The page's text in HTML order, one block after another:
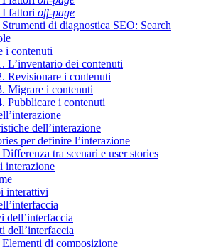
I fattori off-page
di diagnostica SEO: Search
i contenuti
L’inventario dei contenuti
Revisionare i contenuti
Migrare i contenuti
Pubblicare i contenuti
dell’interazione
per definire l’interazione
tra scenari e user stories
interazione
interattivi
dell’interfaccia
dell’interfaccia
di composizione